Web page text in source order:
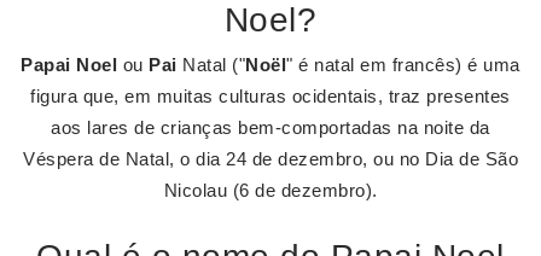
Noel?
Papai Noel ou Pai Natal ("Noël" é natal em francês) é uma
figura que, em muitas culturas ocidentais, traz presentes
aos lares de crianças bem-comportadas na noite da
Véspera de Natal, o dia 24 de dezembro, ou no Dia de São
Nicolau (6 de dezembro).